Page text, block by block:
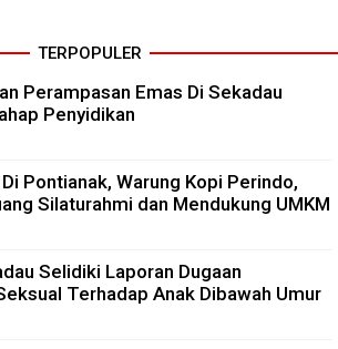
TERPOPULER
Perampasan Emas Di Sekadau
Penyidikan
Pontianak, Warung Kopi Perindo,
Silaturahmi dan Mendukung UMKM
Selidiki Laporan Dugaan
Terhadap Anak Dibawah Umur